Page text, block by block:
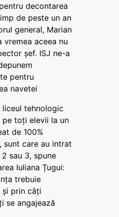
decontarea
de peste un an
general, Marian
vremea aceea nu
șef. ISJ ne-a
pentru
navetei
liceul tehnologic
pe toți elevii la un
de 100%
sunt care au intrat
sau 3, spune
Iuliana Țugui:
trebuie
și prin câți
se angajează